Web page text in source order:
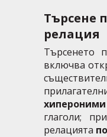
Търсене
релация
Търсенето
включва
хипероними
глаголи;
релацията